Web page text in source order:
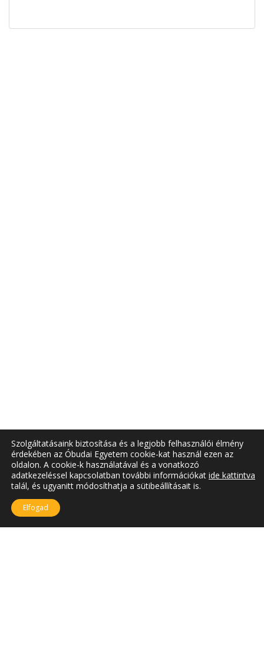
Szolgáltatásaink biztosítása és a legjobb felhasználói élmény
érdekében az Óbudai Egyetem cookie-kat használ ezen az
oldalon. A cookie-k használatával és a vonatkozó
adatkezeléssel kapcsolatban további információkat ide kattintva
talál, és ugyanitt módosíthatja a sütibeállításait is.
Elfogad